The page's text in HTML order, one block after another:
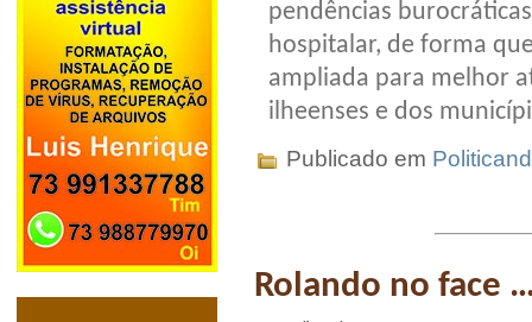
pendências
hospitalar, de forma
ampliada para melhor
ilheenses e dos
Publicado em
Rolando no face